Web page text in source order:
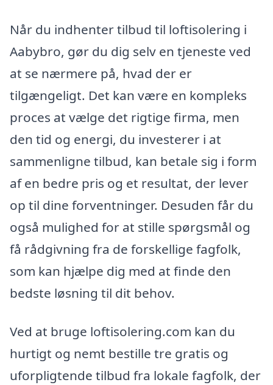
Når du indhenter tilbud til loftisolering i
Aabybro, gør du dig selv en tjeneste ved
at se nærmere på, hvad der er
tilgængeligt. Det kan være en kompleks
proces at vælge det rigtige firma, men
den tid og energi, du investerer i at
sammenligne tilbud, kan betale sig i form
af en bedre pris og et resultat, der lever
op til dine forventninger. Desuden får du
også mulighed for at stille spørgsmål og
få rådgivning fra de forskellige fagfolk,
som kan hjælpe dig med at finde den
bedste løsning til dit behov.
Ved at bruge loftisolering.com kan du
hurtigt og nemt bestille tre gratis og
uforpligtende tilbud fra lokale fagfolk, der